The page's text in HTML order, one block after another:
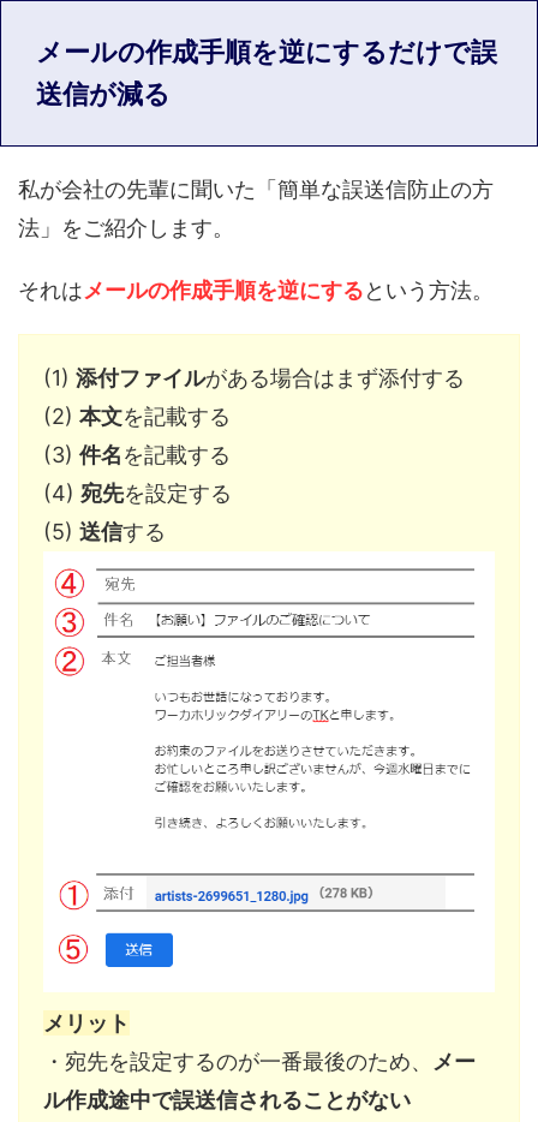
メールの作成手順を逆にするだけで誤
送信が減る
私が会社の先輩に聞いた「簡単な誤送信防止の方
法」をご紹介します。
それはメールの作成手順を逆にするという方法。
(1) 添付ファイルがある場合はまず添付する
(2) 本文を記載する
(3) 件名を記載する
(4) 宛先を設定する
(5) 送信する
メリット
・宛先を設定するのが一番最後のため、
メー
ル作成途中で誤送信されることがない